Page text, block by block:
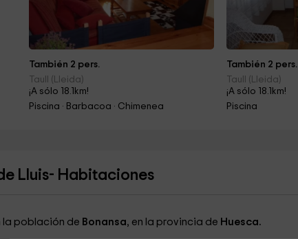
También 2 pers.
Taull (Lleida)
¡A sólo 18.1km!
Piscina · Barbacoa · Chimenea
También 2 pers.
Taull (Lleida)
¡A sólo 18.1km!
Piscina
Lluis- Habitaciones
la población de Bonansa, en la provincia de Huesca.